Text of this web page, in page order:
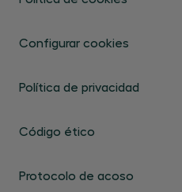
Configurar cookies
Política de privacidad
Código ético
Protocolo de acoso